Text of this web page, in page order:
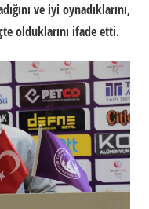
ve iyi oynadıklarını,
olduklarını ifade etti.